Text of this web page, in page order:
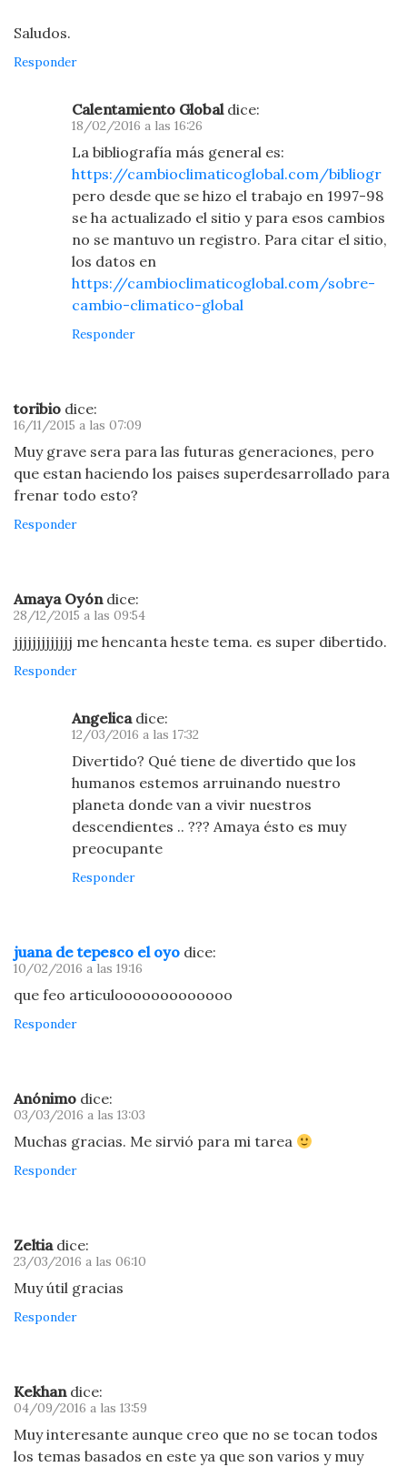
Saludos.
Responder
Calentamiento Global dice:
18/02/2016 a las 16:26
La bibliografía más general es:
https://cambioclimaticoglobal.com/bibliogr
pero desde que se hizo el trabajo en 1997-98
se ha actualizado el sitio y para esos cambios
no se mantuvo un registro. Para citar el sitio,
los datos en
https://cambioclimaticoglobal.com/sobre-
cambio-climatico-global
Responder
toribio dice:
16/11/2015 a las 07:09
Muy grave sera para las futuras generaciones, pero
que estan haciendo los paises superdesarrollado para
frenar todo esto?
Responder
Amaya Oyón dice:
28/12/2015 a las 09:54
jjjjjjjjjjjjj me hencanta heste tema. es super dibertido.
Responder
Angelica dice:
12/03/2016 a las 17:32
Divertido? Qué tiene de divertido que los
humanos estemos arruinando nuestro
planeta donde van a vivir nuestros
descendientes .. ??? Amaya ésto es muy
preocupante
Responder
juana de tepesco el oyo dice:
10/02/2016 a las 19:16
que feo articulooooooooooooo
Responder
Anónimo dice:
03/03/2016 a las 13:03
Muchas gracias. Me sirvió para mi tarea
Responder
Zeltia dice:
23/03/2016 a las 06:10
Muy útil gracias
Responder
Kekhan dice:
04/09/2016 a las 13:59
Muy interesante aunque creo que no se tocan todos
los temas basados en este ya que son varios y muy